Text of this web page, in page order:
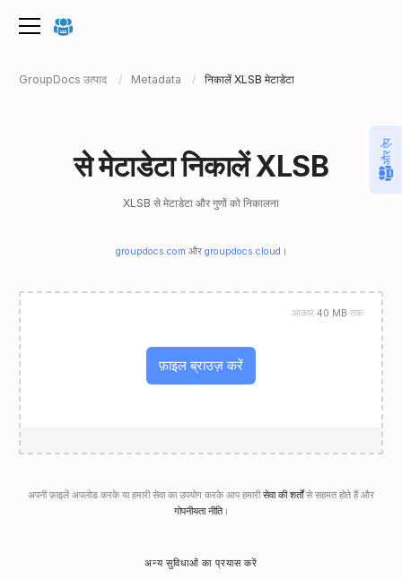
GroupDocs उत्पाद Metadata निकालें XLSB मेटाडेटा
से मेटाडेटा निकालें XLSB
XLSB से मेटाडेटा और गुणों को निकालना
groupdocs.com और groupdocs.cloud ।
फ़ाइल ब्राउज़ करें
आकार 40 MB तक
अपनी फ़ाइलें अपलोड करके या हमारी सेवा का उपयोग करके आप हमारीसेवा की शर्तोंसे सहमत होते हैं और
गोपनीयता नीति।
अन्य सुविधाओं का प्रयास करें
और ऐप